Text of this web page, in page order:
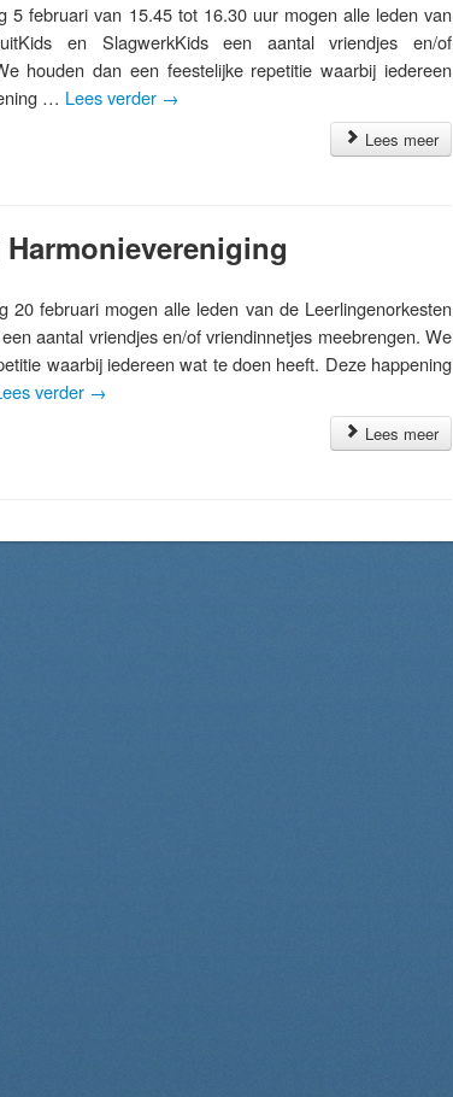
5 februari van 15.45 tot 16.30 uur mogen alle leden van
en SlagwerkKids een aantal vriendjes en/of
houden dan een feestelijke repetitie waarbij iedereen
… Lees verder →
Lees meer
20 februari mogen alle leden van de Leerlingenorkesten
aantal vriendjes en/of vriendinnetjes meebrengen. We
waarbij iedereen wat te doen heeft. Deze happening
verder →
Lees meer